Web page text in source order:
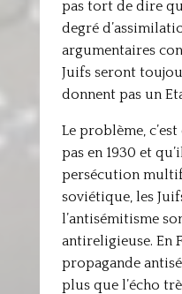
pas tort de dire
degré
argumentaires
Juifs seront
donnent pas un
Le problème,
pas en 1930 et
persécution
soviétique, les
l’antisémitisme
antireligieuse. En
propagande
plus que l’écho